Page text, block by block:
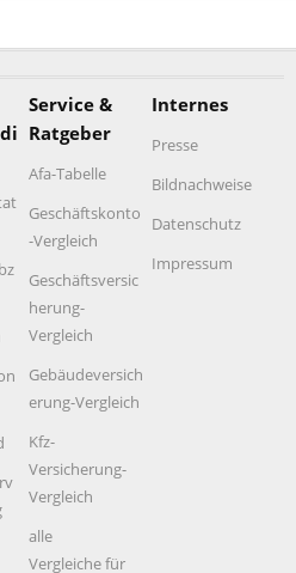
Service &
Ratgeber
Afa-Tabelle
Geschäftskonto
-Vergleich
Geschäftsversic
herung-
Vergleich
Gebäudeversich
erung-Vergleich
Kfz-
Versicherung-
Vergleich
alle
Vergleiche für
Internes
Presse
Bildnachweise
Datenschutz
Impressum